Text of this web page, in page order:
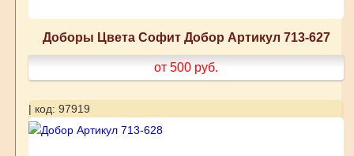
Доборы Цвета Софит Добор Артикул 713-627
от 500 руб.
| код: 97919